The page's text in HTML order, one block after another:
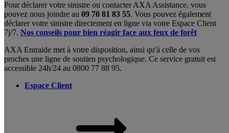
Pour déclarer votre sinistre ou contacter AXA Assistance, vous
pouvez nous joindre au 09 70 81 83 55. Vous pouvez également
déclarer votre sinistre directement en ligne via votre Espace Client
7j/7. Nos conseils pour bien réagir face aux feux de forêt
AXA Entraide met à votre disposition, ainsi qu'à celle de vos
proches une ligne de soutien psychologique. Ce service gratuit est
accessible 24h/24 au 0800 77 88 95.
Espace Client